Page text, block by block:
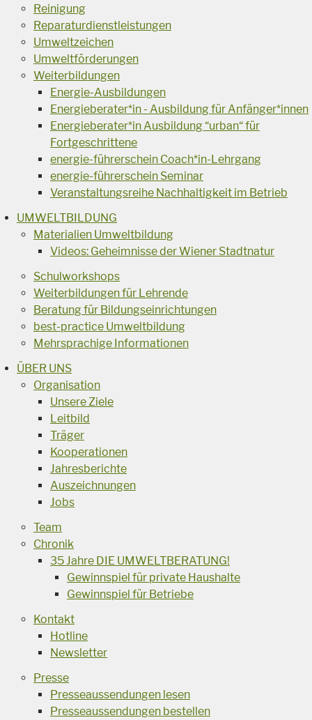
Reinigung
Reparaturdienstleistungen
Umweltzeichen
Umweltförderungen
Weiterbildungen
Energie-Ausbildungen
Energieberater*in - Ausbildung für Anfänger*innen
Energieberater*in Ausbildung “urban“ für
Fortgeschrittene
energie-führerschein Coach*in-Lehrgang
energie-führerschein Seminar
Veranstaltungsreihe Nachhaltigkeit im Betrieb
UMWELTBILDUNG
Materialien Umweltbildung
Videos: Geheimnisse der Wiener Stadtnatur
Schulworkshops
Weiterbildungen für Lehrende
Beratung für Bildungseinrichtungen
best-practice Umweltbildung
Mehrsprachige Informationen
ÜBER UNS
Organisation
Unsere Ziele
Leitbild
Träger
Kooperationen
Jahresberichte
Auszeichnungen
Jobs
Team
Chronik
35 Jahre DIE UMWELTBERATUNG!
Gewinnspiel für private Haushalte
Gewinnspiel für Betriebe
Kontakt
Hotline
Newsletter
Presse
Presseaussendungen lesen
Presseaussendungen bestellen